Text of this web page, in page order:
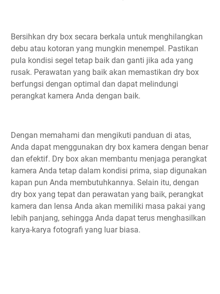
Bersihkan dry box secara berkala untuk menghilangkan
debu atau kotoran yang mungkin menempel. Pastikan
pula kondisi segel tetap baik dan ganti jika ada yang
rusak. Perawatan yang baik akan memastikan dry box
berfungsi dengan optimal dan dapat melindungi
perangkat kamera Anda dengan baik.
Dengan memahami dan mengikuti panduan di atas,
Anda dapat menggunakan dry box kamera dengan benar
dan efektif. Dry box akan membantu menjaga perangkat
kamera Anda tetap dalam kondisi prima, siap digunakan
kapan pun Anda membutuhkannya. Selain itu, dengan
dry box yang tepat dan perawatan yang baik, perangkat
kamera dan lensa Anda akan memiliki masa pakai yang
lebih panjang, sehingga Anda dapat terus menghasilkan
karya-karya fotografi yang luar biasa.